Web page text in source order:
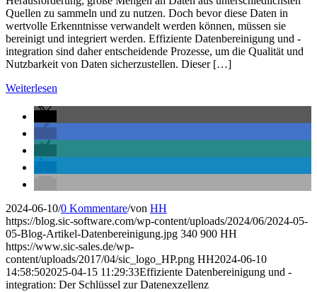
Quellen zu sammeln und zu nutzen. Doch bevor diese Daten in
wertvolle Erkenntnisse verwandelt werden können, müssen sie
bereinigt und integriert werden. Effiziente Datenbereinigung und -
integration sind daher entscheidende Prozesse, um die Qualität und
Nutzbarkeit von Daten sicherzustellen. Dieser […]
Weiterlesen
2024-06-10/0 Kommentare/von HH
https://blog.sic-software.com/wp-content/uploads/2024/06/2024-05-
05-Blog-Artikel-Datenbereinigung.jpg 340 900 HH
https://www.sic-sales.de/wp-
content/uploads/2017/04/sic_logo_HP.png HH2024-06-10
14:58:502025-04-15 11:29:33Effiziente Datenbereinigung und -
integration: Der Schlüssel zur Datenexzellenz